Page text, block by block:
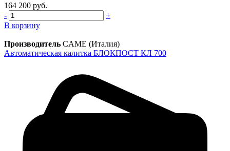
164 200 руб.
-
+
В корзину
Производитель CAME (Италия)
Автоматическая калитка БЛОКПОСТ КЛ 700